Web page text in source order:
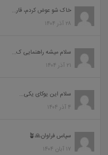
خاک شو عوض کردم، قار...
۲۸ آذر ۱۴۰۴
سلام میشه راهنمایی ک...
۲۱ آذر ۱۴۰۴
سلام این یوکای یکی...
۴ آذر ۱۴۰۴
سپاس فراوان🙏🪴
۱۷ آبان ۱۴۰۴